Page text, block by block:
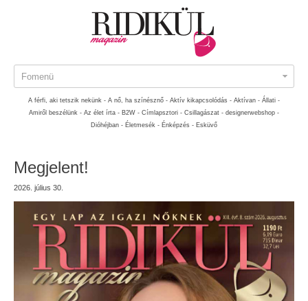
Fomenü
A férfi, aki tetszik nekünk - A nő, ha színésznő - Aktív kikapcsolódás - Aktívan - Állati -
Amiről beszélünk - Az élet írta - B2W - Címlapsztori - Csillagászat - designerwebshop -
Dióhéjban - Életmesék - Énképzés - Esküvő
Megjelent!
2026. július 30.